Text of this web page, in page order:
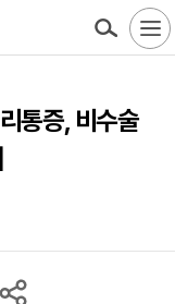
통증, 비수술